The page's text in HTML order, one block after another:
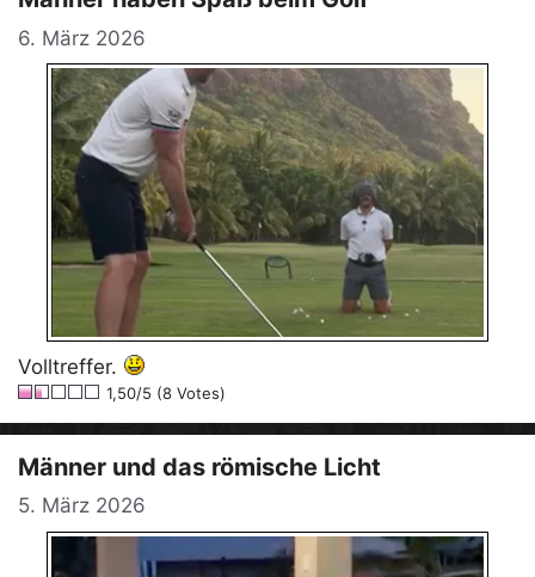
6. März 2026
Volltreffer.
1,50/5 (8 Votes)
Männer und das römische Licht
5. März 2026